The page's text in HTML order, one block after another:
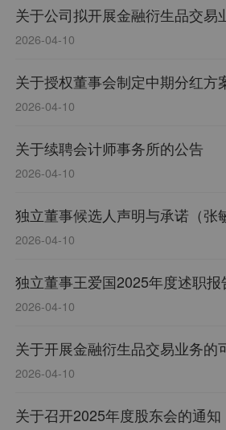
关于公司拟开展金融衍生品交易
2026-04-10
关于授权董事会制定中期分红方
2026-04-10
关于续聘会计师事务所的公告
2026-04-10
独立董事候选人声明与承诺（张
2026-04-10
独立董事王爱国2025年度述职报
2026-04-10
关于开展金融衍生品交易业务的
2026-04-10
关于召开2025年度股东会的通知